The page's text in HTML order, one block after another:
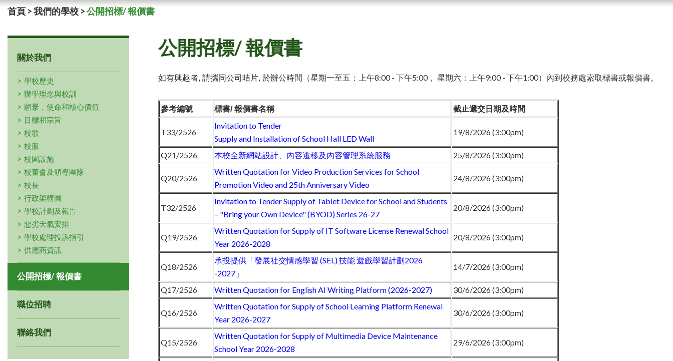
首頁 >我們的學校 >公開招標/ 報價書
關於我們
學校歷史
辦學理念與校訓
願景，使命和核心價值
目標和宗旨
校歌
校服
校園設施
校董會及領導團隊
校長
行政架構圖
學校計劃及報告
惡劣天氣安排
學校處理投訴指引
供應商資訊
公開招標/ 報價書
職位招聘
聯絡我們
公開招標/ 報價書
如有興趣者, 請攜同公司咭片, 於辦公時間 （星期一至五：上午8:00 - 下午5:00， 星期六：上午9:00 - 下午1:00） 內到校務處索取標書或報價書。
參考編號 標書/ 報價書名稱 截止遞交日期及時間
T33/2526
Invitation to Tender
Supply and Installation of School Hall LED Wall
19/8/2026 (3:00pm)
Q21/2526 本校全新網站設計、內容遷移及內容管理系統服務 25/8/2026 (3:00pm)
Q20/2526
Written Quotation for Video Production Services for School
Promotion Video and 25th Anniversary Video
24/8/2026 (3:00pm)
T32/2526
Invitation to Tender Supply of Tablet Device for School and Students
– "Bring your Own Device" (BYOD) Series 26-27
20/8/2026 (3:00pm)
Q19/2526
Written Quotation for Supply of IT Software License Renewal School
Year 2026-2028
20/8/2026 (3:00pm)
Q18/2526
承投提供「發展社交情感學習 (SEL) 技能 遊戲學習計劃2026
-2027」
14/7/2026 (3:00pm)
Q17/2526 Written Quotation for English AI Writing Platform (2026-2027) 30/6/2026 (3:00pm)
Q16/2526
Written Quotation for Supply of School Learning Platform Renewal
Year 2026-2027
30/6/2026 (3:00pm)
Q15/2526
Written Quotation for Supply of Multimedia Device Maintenance
School Year 2026-2028
29/6/2026 (3:00pm)